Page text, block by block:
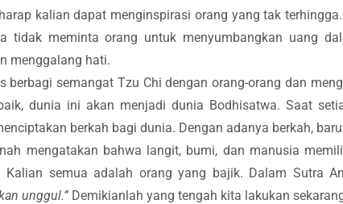
kalian dapat menginspirasi orang yang tak
tidak meminta orang untuk menyumbangkan uang
menggalang hati.
berbagi semangat Tzu Chi dengan orang-orang dan
dunia ini akan menjadi dunia Bodhisatwa. Saat
berkah bagi dunia. Dengan adanya berkah,
mengatakan bahwa langit, bumi, dan manusia
Kalian semua adalah orang yang bajik. Dalam Sutra
unggul.” Demikianlah yang tengah kita lakukan